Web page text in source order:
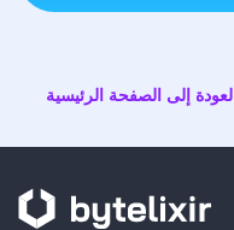
العودة إلى الصفحة الرئيسية